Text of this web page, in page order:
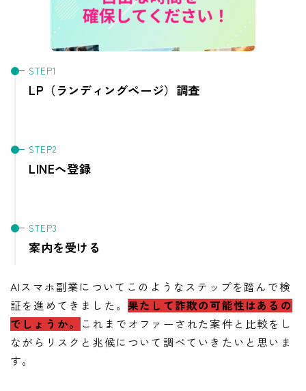
LP（ランディングページ）調査
LINEへ登録
案内を受ける
AIスマホ副業についてこのようなステップを踏んで検
証を進めてきました。 果たして詐欺の可能性はあるの
でしょうか。
これまでオファーされた案件と比較をし
ながらリスクと兆候について調べていきたいと思いま
す。